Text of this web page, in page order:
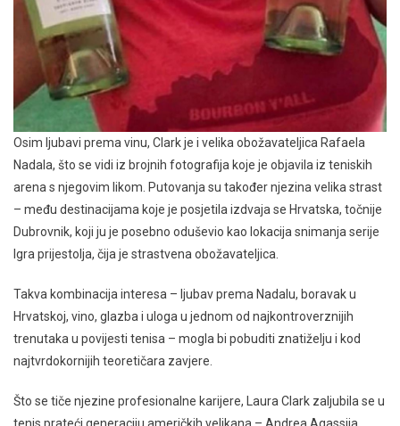
Osim ljubavi prema vinu, Clark je i velika obožavateljica Rafaela
Nadala, što se vidi iz brojnih fotografija koje je objavila iz teniskih
arena s njegovim likom. Putovanja su također njezina velika strast
– među destinacijama koje je posjetila izdvaja se Hrvatska, točnije
Dubrovnik, koji ju je posebno oduševio kao lokacija snimanja serije
Igra prijestolja, čija je strastvena obožavateljica.
Takva kombinacija interesa – ljubav prema Nadalu, boravak u
Hrvatskoj, vino, glazba i uloga u jednom od najkontroverznijih
trenutaka u povijesti tenisa – mogla bi pobuditi znatiželju i kod
najtvrdokornijih teoretičara zavjere.
Što se tiče njezine profesionalne karijere, Laura Clark zaljubila se u